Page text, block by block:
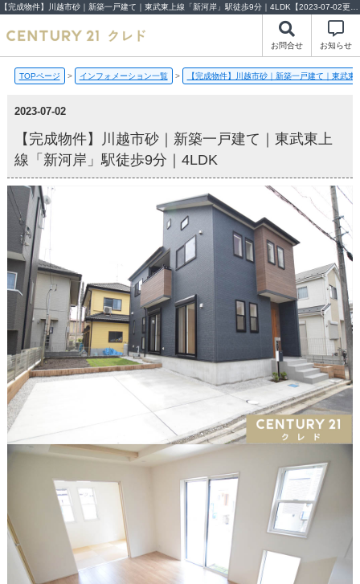
お問合せ お知らせ
TOPページ > インフォメーション一覧 > 【完成物件】川越市砂｜新築一戸建て｜東武
2023-07-02
【完成物件】川越市砂｜新築一戸建て｜東武東上
線「新河岸」駅徒歩9分｜4LDK